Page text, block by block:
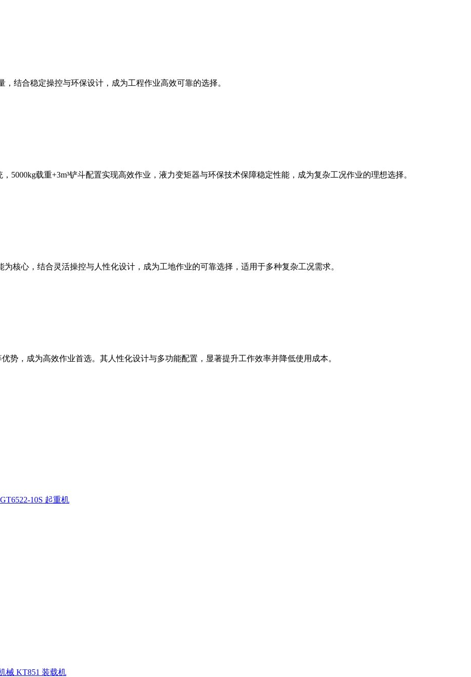
，结合稳定操控与环保设计，成为工程作业高效可靠的选择。
5000kg载重+3m³铲斗配置实现高效作业，液力变矩器与环保技术保障稳定性能，成为复杂工况作业的理想选择。
核心，结合灵活操控与人性化设计，成为工地作业的可靠选择，适用于多种复杂工况需求。
势，成为高效作业首选。其人性化设计与多功能配置，显著提升工作效率并降低使用成本。
10S 起重机
械 KT851 装载机